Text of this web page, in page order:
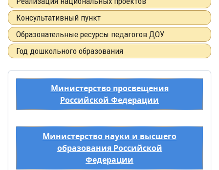
Консультативный пункт
Образовательные ресурсы педагогов ДОУ
Год дошкольного образования
Министерство просвещения
Российской Федерации
Министерство науки и высшего
образования Российской
Федерации